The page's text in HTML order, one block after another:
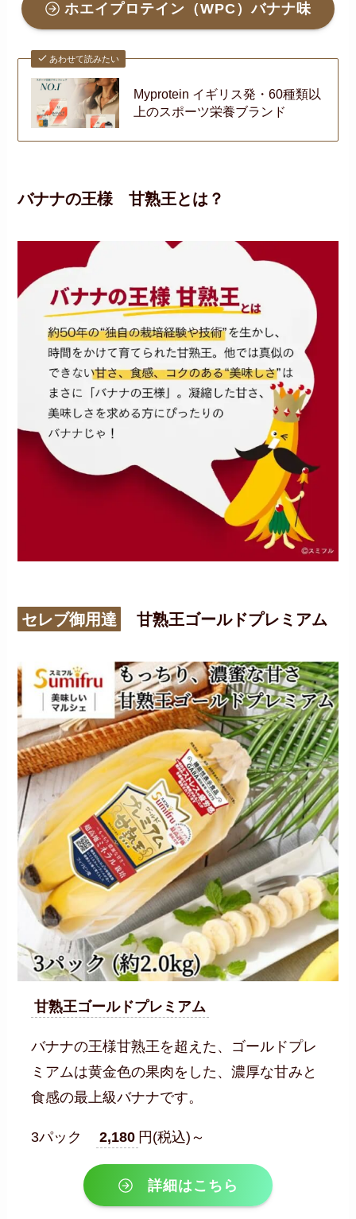
ホエイプロテイン（WPC）バナナ味
あわせて読みたい
Myprotein イギリス発・60種類以
上のスポーツ栄養ブランド
バナナの王様 甘熟王とは？
セレブ御用達 甘熟王ゴールドプレミアム
甘熟王ゴールドプレミアム
バナナの王様甘熟王を超えた、ゴールドプレ
ミアムは黄金色の果肉をした、濃厚な甘みと
食感の最上級バナナです。
3パック 2,180 円(税込)～
詳細はこちら